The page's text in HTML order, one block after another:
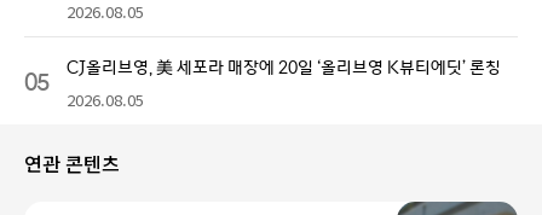
2026.08.05
05 CJ올리브영, 美 세포라 매장에 20일 ‘올리브영 K뷰티에딧’ 론칭
2026.08.05
연관 콘텐츠